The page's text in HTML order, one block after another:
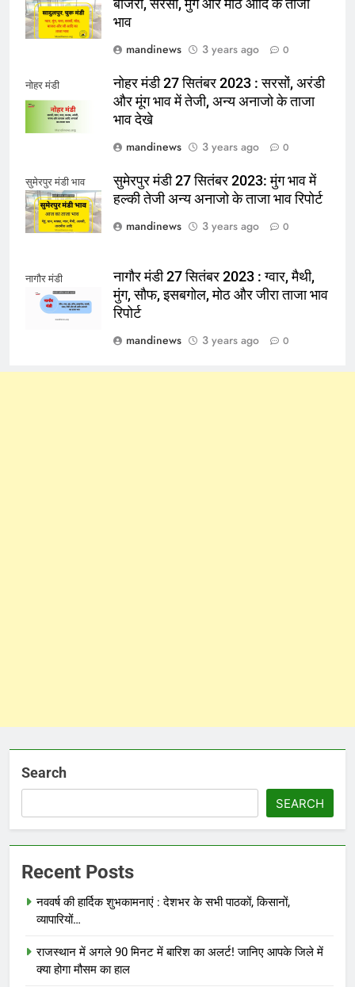
बाजरा, सरसों, मुंग और मोठ आदि के ताजा
भाव
mandinews
3 years ago 0
नोहर मंडी
नोहर मंडी 27 सितंबर 2023 : सरसों, अरंडी
और मूंग भाव में तेजी, अन्य अनाजो के ताजा
भाव देखे
mandinews
3 years ago 0
सुमेरपुर मंडी भाव
सुमेरपुर मंडी 27 सितंबर 2023: मुंग भाव में
हल्की तेजी अन्य अनाजो के ताजा भाव रिपोर्ट
mandinews
3 years ago 0
नागौर मंडी
नागौर मंडी 27 सितंबर 2023 : ग्वार, मैथी,
मुंग, सौफ, इसबगोल, मोठ और जीरा ताजा भाव
रिपोर्ट
mandinews
3 years ago 0
Search
SEARCH
Recent Posts
नववर्ष की हार्दिक शुभकामनाएं : देशभर के सभी पाठकों, किसानों,
व्यापारियों…
राजस्थान में अगले 90 मिनट में बारिश का अलर्ट! जानिए आपके जिले में
क्या होगा मौसम का हाल